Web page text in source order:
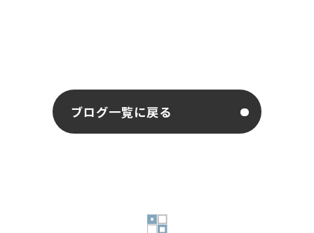
ブログ一覧に戻る